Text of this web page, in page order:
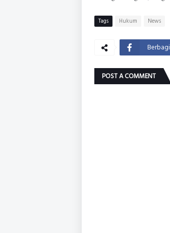
Tags Hukum News
Berbagi
POST A COMMENT